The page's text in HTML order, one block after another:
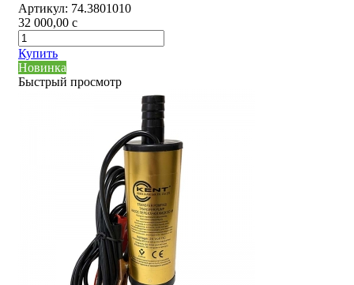
Артикул: 74.3801010
32 000,00 c
Купить
Новинка
Быстрый просмотр